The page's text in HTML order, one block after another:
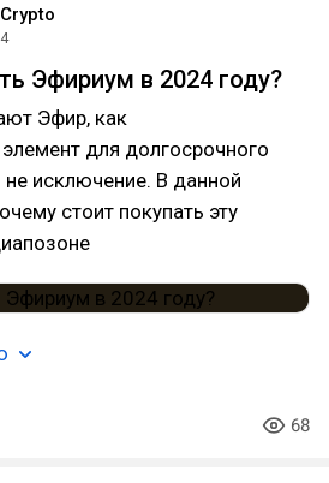
Эфириум в 2024 году?
Эфир, как
для долгосрочного
не исключение. В данной
стоит покупать эту
68